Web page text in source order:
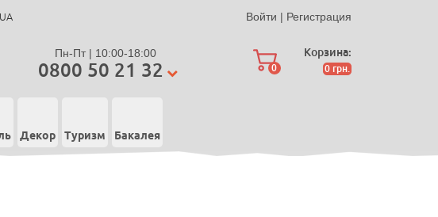
UA Войти | Регистрация
Пн-Пт | 10:00-18:00
0800 50 21 32 0
Корзина:
0 грн.
Декор Туризм Бакалея